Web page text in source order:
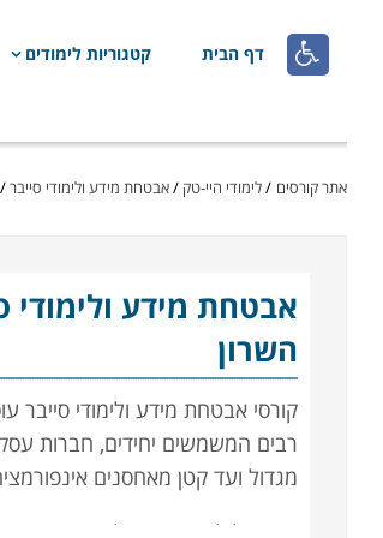
 דף הבית קטגוריות לימודים
אתר קורסים /לימודי היי-טק /אבטחת מידע ולימודי סייבר
אבטחת מידע ולימודי
השרון
קורסי אבטחת מידע ולימודי
רבים המשמשים יחידים, חברות
מגדול ועד קטן מאחסנים
במקביל לצמיחתם של אמצעי